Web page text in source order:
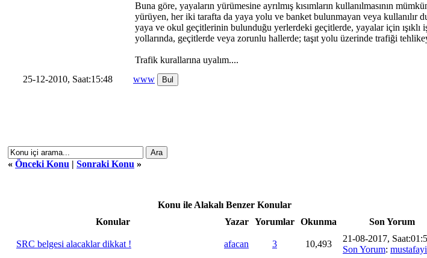
Buna göre, yayaların yürümesine ayrılmış kısımların kullanılmasının
yürüyen, her iki tarafta da yaya yolu ve banket bulunmayan veya kullanılır
yaya ve okul geçitlerinin bulunduğu yerlerdeki geçitlerde, yayalar için ışıklı
yollarında, geçitlerde veya zorunlu hallerde; taşıt yolu üzerinde trafiği
Trafik kurallarına uyalım....
25-12-2010, Saat:15:48
www
« Önceki Konu | Sonraki Konu »
Konu ile Alakalı Benzer Konular
Konular
Yazar Yorumlar Okunma Son Yorum
SRC belgesi alacaklar dikkat ! afacan 3 10,493
21-08-2017,
Son Yorum: